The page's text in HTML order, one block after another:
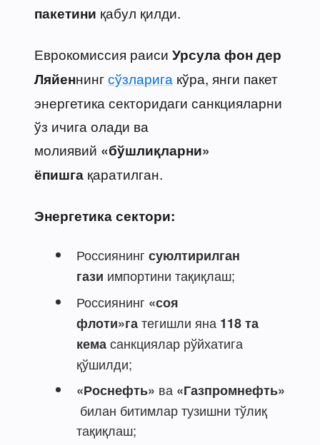
пакетини қабул қилди.
Еврокомиссия раиси Урсула фон дер
Ляйеннингсўзларига кўра, янги пакет
энергетика секторидаги санкцияларни
ўз ичига олади ва
молиявий «бўшлиқларни»
ёпишга қаратилган.
Энергетика сектори:
Россиянинг суюлтирилган
гази импортини тақиқлаш;
Россиянинг «соя
флоти»гатегишли яна 118 та
кемасанкциялар рўйхатига
қўшилди;
«Роснефть» ва «Газпромнефть»
билан битимлар тузишни тўлиқ
тақиқлаш;